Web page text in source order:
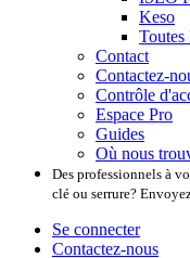
Keso
Toutes
Contact
Contactez-
Contrôle
Espace Pro
Guides
Où nous
Des professionnels à
clé ou serrure?
Se connecter
Contactez-nous